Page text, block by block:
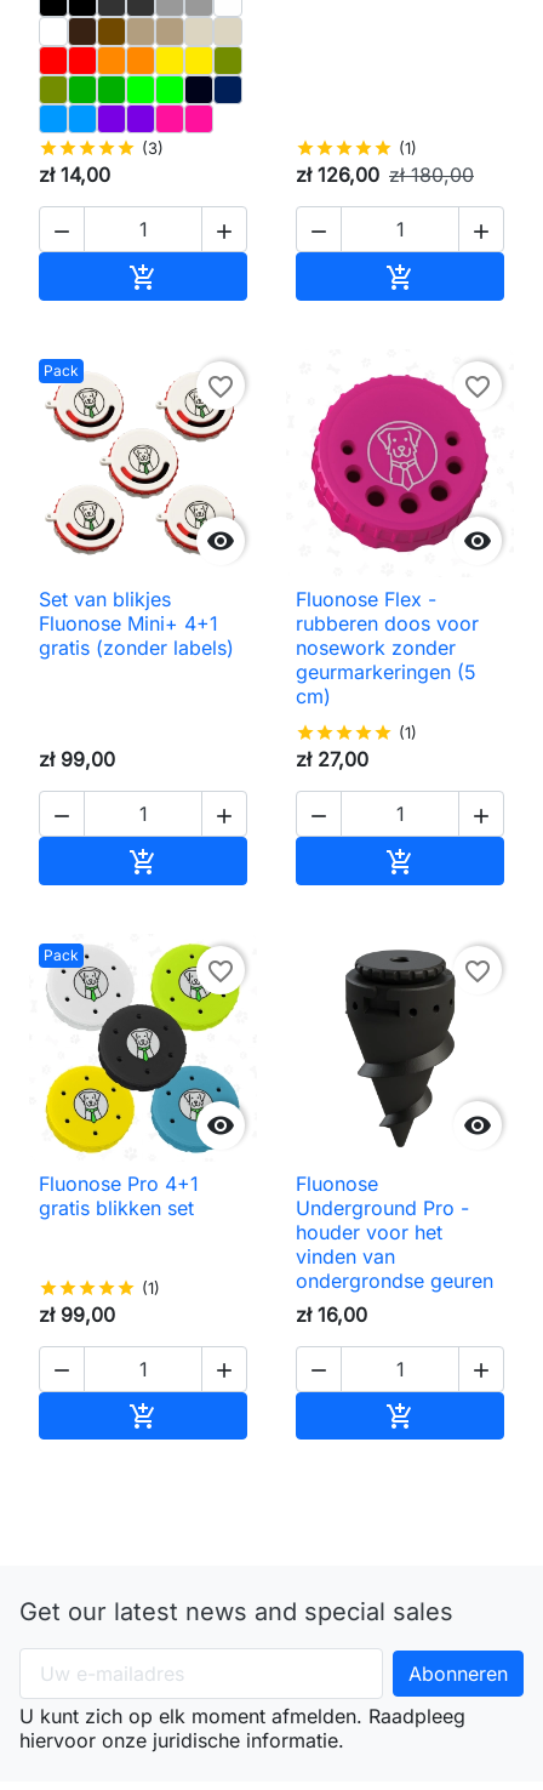
starstarstarstarstar (3)
zł 14,00
 
 Toevoegen aan winkelwagen
starstarstarstarstar (1)
zł 126,00 zł 180,00
 

Pack

favorite_border
Set van blikjes
Fluonose Mini+ 4+1
gratis (zonder labels)
zł 99,00
 
 Toevoegen aan winkelwagen

favorite_border
Fluonose Flex -
rubberen doos voor
nosework zonder
geurmarkeringen (5
cm)
starstarstarstarstar (1)
zł 27,00
 

Pack

favorite_border
Fluonose Pro 4+1
gratis blikken set
starstarstarstarstar (1)
zł 99,00
 
 Toevoegen aan winkelwagen

favorite_border
Fluonose
Underground Pro -
houder voor het
vinden van
ondergrondse geuren
zł 16,00
 

Get our latest news and special sales
U kunt zich op elk moment afmelden. Raadpleeg
hiervoor onze juridische informatie.